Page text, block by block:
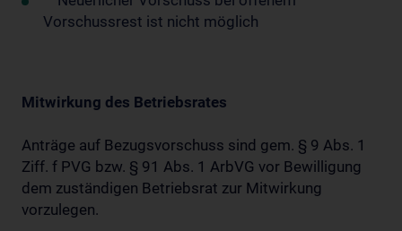
Vorschussrest ist nicht möglich
Mitwirkung des Betriebsrates
Anträge auf Bezugsvorschuss sind gem. § 9 Abs. 1
Ziff. f PVG bzw. § 91 Abs. 1 ArbVG vor Bewilligung
dem zuständigen Betriebsrat zur Mitwirkung
vorzulegen.